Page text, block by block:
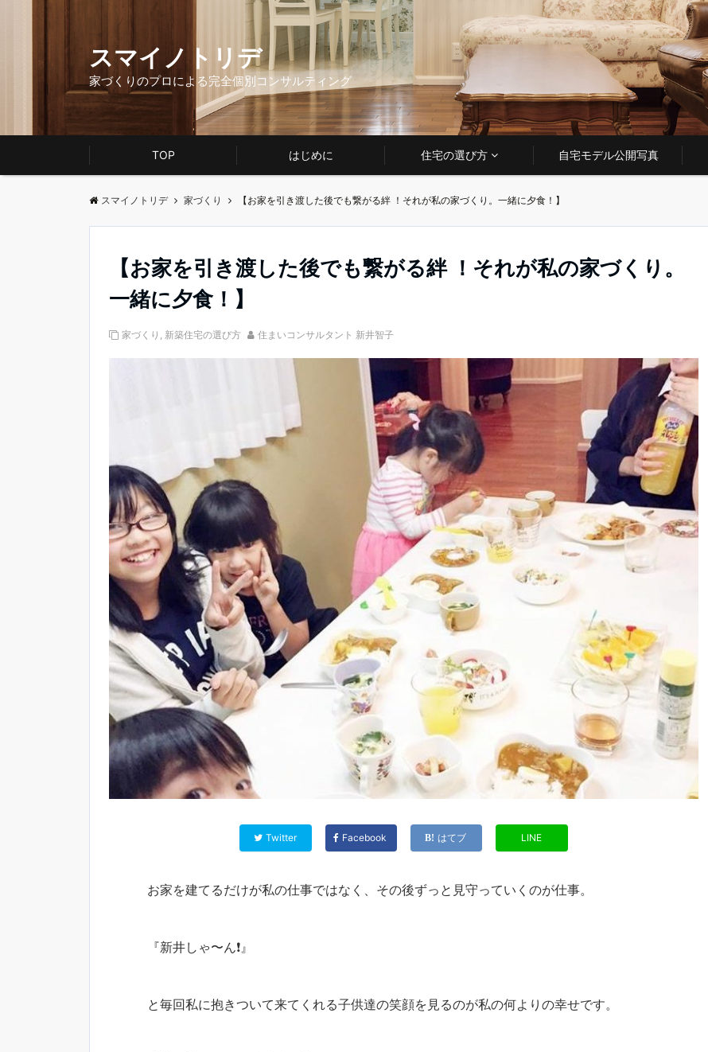
スマイノトリデ
家づくりのプロによる完全個別コンサルティング
TOP はじめに 住宅の選び方 自宅モデル公開写真
スマイノトリデ 家づくり 【お家を引き渡した後でも繋がる絆 ！それが私の家づくり。一緒に夕食！】
【お家を引き渡した後でも繋がる絆 ！それが私の家づくり。
一緒に夕食！】
家づくり , 新築住宅の選び方 住まいコンサルタント 新井智子
Twitter Facebook はてブ LINE
お家を建てるだけが私の仕事ではなく、その後ずっと見守っていくのが仕事。
『新井しゃ〜ん❗️』
と毎回私に抱きついて来てくれる子供達の笑顔を見るのが私の何よりの幸せです。